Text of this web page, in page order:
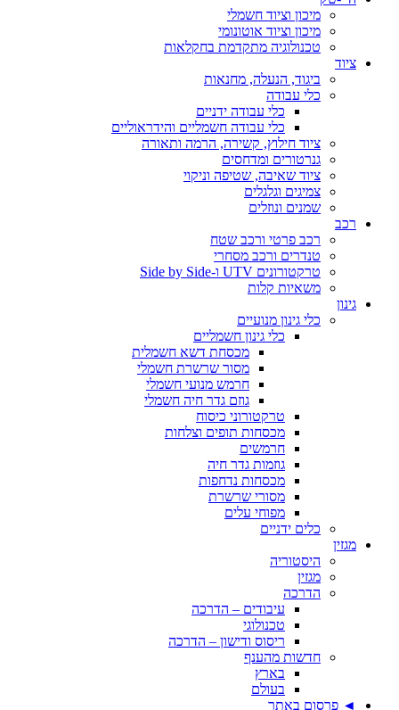
מיכון וציוד חשמלי
מיכון וציוד אוטונומי
טכנולוגיה מתקדמת בחקלאות
ציוד
ביגוד, הנעלה, מחנאות
כלי עבודה
כלי עבודה ידניים
כלי עבודה חשמליים והידראוליים
ציוד חילוץ, קשירה, הרמה ותאורה
גנרטורים ומדחסים
ציוד שאיבה, שטיפה וניקוי
צמיגים וגלגלים
שמנים ונוזלים
רכב
רכב פרטי ורכב שטח
טנדרים ורכב מסחרי
טרקטורונים UTV ו-Side by Side
משאיות קלות
גינון
כלי גינון מנועיים
כלי גינון חשמליים
מכסחת דשא חשמלית
מסור שרשרת חשמלי
חרמש מנועי חשמלי
גוזם גדר חיה חשמלי
טרקטורוני כיסוח
מכסחות תופים וצלחות
חרמשים
גוזמות גדר חיה
מכסחות נדחפות
מסורי שרשרת
מפוחי עלים
כלים ידניים
מגזין
היסטוריה
מגזין
הדרכה
עיבודים – הדרכה
טכנולוגי
ריסוס ודישון – הדרכה
חדשות מהענף
בארץ
בעולם
◄ פרסום באתר